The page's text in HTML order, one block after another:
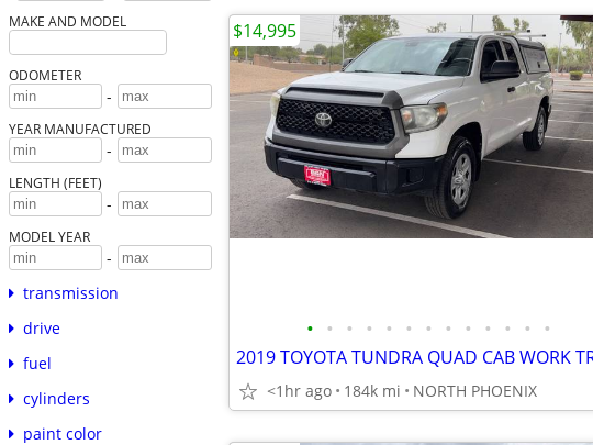
MAKE AND MODEL
ODOMETER
-
YEAR MANUFACTURED
-
LENGTH (FEET)
-
MODEL YEAR
-
transmission
drive
fuel
cylinders
paint color
• • • • • • • • • • • • •
<1hr ago 184k mi NORTH PHOENIX
$14,995